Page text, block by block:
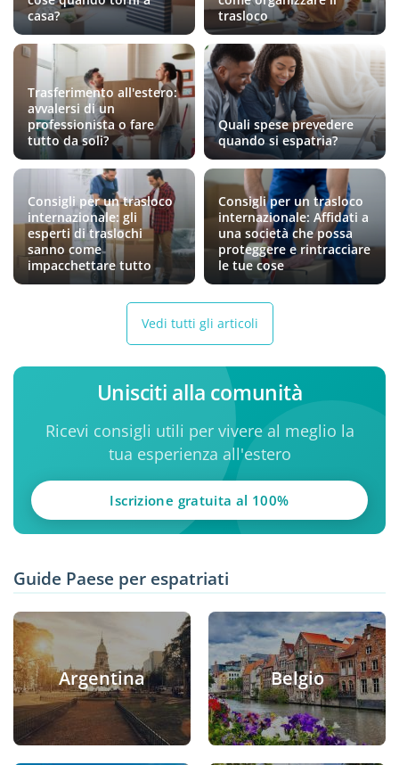
casa?
trasloco
Trasferimento all'estero:
avvalersi di un
professionista o fare
tutto da soli?
Quali spese prevedere
quando si espatria?
Consigli per un trasloco
internazionale: gli
esperti di traslochi
sanno come
impacchettare tutto
Consigli per un trasloco
internazionale: Affidati a
una società che possa
proteggere e rintracciare
le tue cose
Vedi tutti gli articoli
Unisciti alla comunità
Ricevi consigli utili per vivere al meglio la
tua esperienza all'estero
Iscrizione gratuita al 100%
Guide Paese per espatriati
Argentina Belgio